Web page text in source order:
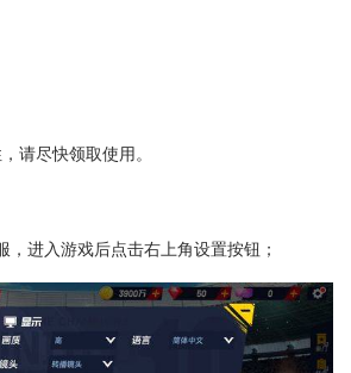
请尽快领取使用。
，进入游戏后点击右上角设置按钮；